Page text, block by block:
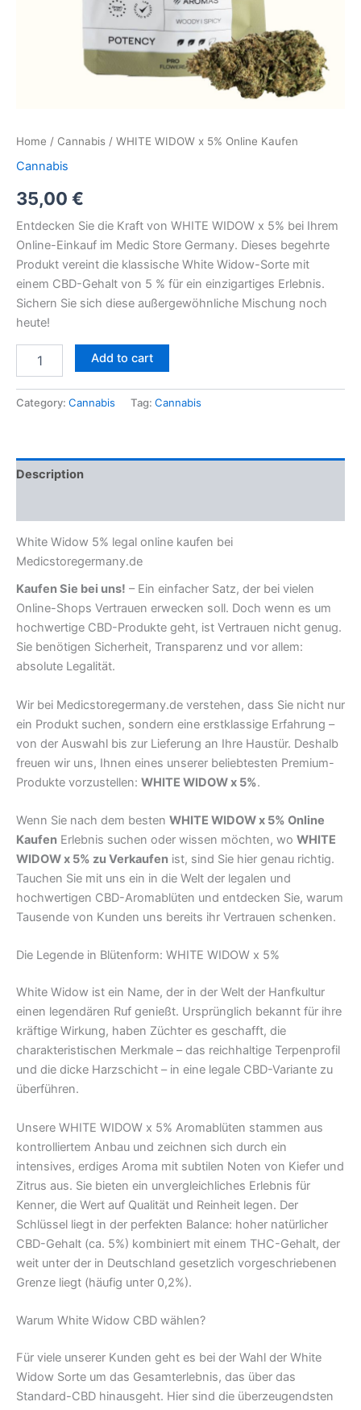
Home / Cannabis / WHITE WIDOW x 5% Online Kaufen
Cannabis
35,00 €
Entdecken Sie die Kraft von WHITE WIDOW x 5% bei Ihrem
Online-Einkauf im Medic Store Germany. Dieses begehrte
Produkt vereint die klassische White Widow-Sorte mit
einem CBD-Gehalt von 5 % für ein einzigartiges Erlebnis.
Sichern Sie sich diese außergewöhnliche Mischung noch
heute!
Add to cart
Category: Cannabis Tag: Cannabis
Description
White Widow 5% legal online kaufen bei
Medicstoregermany.de
Kaufen Sie bei uns! – Ein einfacher Satz, der bei vielen
Online-Shops Vertrauen erwecken soll. Doch wenn es um
hochwertige CBD-Produkte geht, ist Vertrauen nicht genug.
Sie benötigen Sicherheit, Transparenz und vor allem:
absolute Legalität.
Wir bei Medicstoregermany.de verstehen, dass Sie nicht nur
ein Produkt suchen, sondern eine erstklassige Erfahrung –
von der Auswahl bis zur Lieferung an Ihre Haustür. Deshalb
freuen wir uns, Ihnen eines unserer beliebtesten Premium-
Produkte vorzustellen: WHITE WIDOW x 5%.
Wenn Sie nach dem besten WHITE WIDOW x 5% Online
Kaufen Erlebnis suchen oder wissen möchten, wo WHITE
WIDOW x 5% zu Verkaufen ist, sind Sie hier genau richtig.
Tauchen Sie mit uns ein in die Welt der legalen und
hochwertigen CBD-Aromablüten und entdecken Sie, warum
Tausende von Kunden uns bereits ihr Vertrauen schenken.
Die Legende in Blütenform: WHITE WIDOW x 5%
White Widow ist ein Name, der in der Welt der Hanfkultur
einen legendären Ruf genießt. Ursprünglich bekannt für ihre
kräftige Wirkung, haben Züchter es geschafft, die
charakteristischen Merkmale – das reichhaltige Terpenprofil
und die dicke Harzschicht – in eine legale CBD-Variante zu
überführen.
Unsere WHITE WIDOW x 5% Aromablüten stammen aus
kontrolliertem Anbau und zeichnen sich durch ein
intensives, erdiges Aroma mit subtilen Noten von Kiefer und
Zitrus aus. Sie bieten ein unvergleichliches Erlebnis für
Kenner, die Wert auf Qualität und Reinheit legen. Der
Schlüssel liegt in der perfekten Balance: hoher natürlicher
CBD-Gehalt (ca. 5%) kombiniert mit einem THC-Gehalt, der
weit unter der in Deutschland gesetzlich vorgeschriebenen
Grenze liegt (häufig unter 0,2%).
Warum White Widow CBD wählen?
Für viele unserer Kunden geht es bei der Wahl der White
Widow Sorte um das Gesamterlebnis, das über das
Standard-CBD hinausgeht. Hier sind die überzeugendsten